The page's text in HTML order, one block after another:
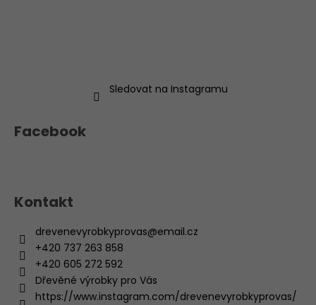
Sledovat na Instagramu
Facebook
Kontakt
drevenevyrobkyprovas@email.cz
+420 737 263 858
+420 605 272 592
Dřevěné výrobky pro Vás
https://www.instagram.com/drevenevyrobkyprovas/